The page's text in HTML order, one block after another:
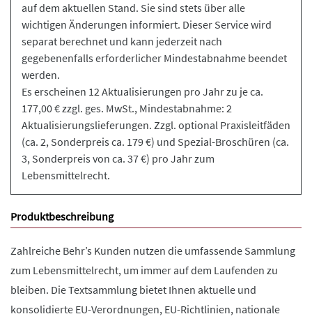
auf dem aktuellen Stand. Sie sind stets über alle
wichtigen Änderungen informiert. Dieser Service wird
separat berechnet und kann jederzeit nach
gegebenenfalls erforderlicher Mindestabnahme beendet
werden.
Es erscheinen 12 Aktualisierungen pro Jahr zu je ca.
177,00 € zzgl. ges. MwSt., Mindestabnahme: 2
Aktualisierungslieferungen. Zzgl. optional Praxisleitfäden
(ca. 2, Sonderpreis ca. 179 €) und Spezial-Broschüren (ca.
3, Sonderpreis von ca. 37 €) pro Jahr zum
Lebensmittelrecht.
Produktbeschreibung
Zahlreiche Behr’s Kunden nutzen die umfassende Sammlung
zum Lebensmittelrecht, um immer auf dem Laufenden zu
bleiben. Die Textsammlung bietet Ihnen aktuelle und
konsolidierte EU-Verordnungen, EU-Richtlinien, nationale